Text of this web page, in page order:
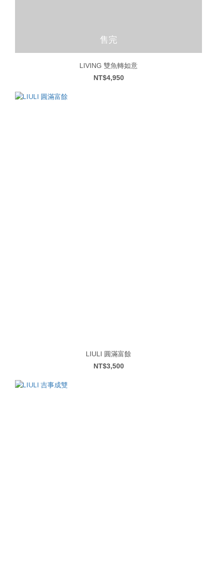
售完
LIVING 雙魚轉如意
NT$4,950
LIULI 圓滿富餘
NT$3,500